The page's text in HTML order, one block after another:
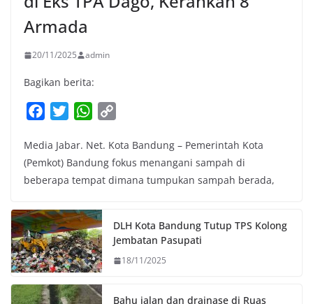
Armada
20/11/2025 admin
Bagikan berita:
c
e
b
o
k
i
t
t
r
W
a
t
s
p
p
p
y
L
n
k
Media Jabar. Net. Kota Bandung – Pemerintah Kota
(Pemkot) Bandung fokus menangani sampah di
beberapa tempat dimana tumpukan sampah berada,
DLH Kota Bandung Tutup TPS Kolong
Jembatan Pasupati
18/11/2025
Bahu jalan dan drainase di Ruas